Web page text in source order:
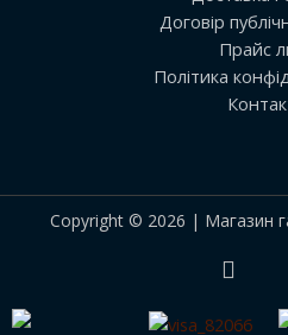
Договір
Прайс
Політика
Copyright © 2026 | Магазин